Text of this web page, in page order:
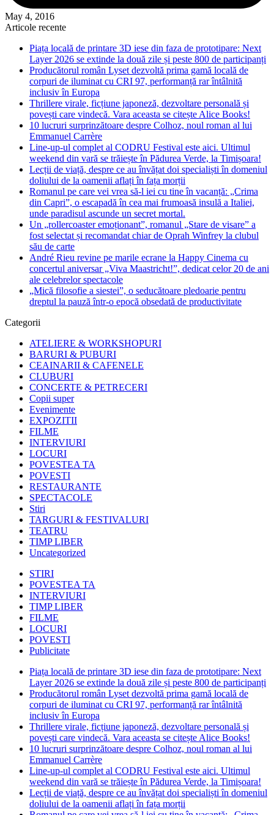
May 4, 2016
Articole recente
Piața locală de printare 3D iese din faza de prototipare: Next
Layer 2026 se extinde la două zile și peste 800 de participanți
Producătorul român Lyset dezvoltă prima gamă locală de
corpuri de iluminat cu CRI 97, performanță rar întâlnită
inclusiv în Europa
Thrillere virale, ficțiune japoneză, dezvoltare personală și
povești care vindecă. Vara aceasta se citește Alice Books!
10 lucruri surprinzătoare despre Colhoz, noul roman al lui
Emmanuel Carrère
Line-up-ul complet al CODRU Festival este aici. Ultimul
weekend din vară se trăiește în Pădurea Verde, la Timișoara!
Lecții de viață, despre ce au învățat doi specialiști în domeniul
doliului de la oamenii aflați în fața morții
Romanul pe care vei vrea să-l iei cu tine în vacanță: „Crima
din Capri”, o escapadă în cea mai frumoasă insulă a Italiei,
unde paradisul ascunde un secret mortal.
Un „rollercoaster emoționant”, romanul „Stare de visare” a
fost selectat și recomandat chiar de Oprah Winfrey la clubul
său de carte
André Rieu revine pe marile ecrane la Happy Cinema cu
concertul aniversar „Viva Maastricht!”, dedicat celor 20 de ani
ale celebrelor spectacole
„Mică filosofie a siestei”, o seducătoare pledoarie pentru
dreptul la pauză într-o epocă obsedată de productivitate
Categorii
ATELIERE & WORKSHOPURI
BARURI & PUBURI
CEAINARII & CAFENELE
CLUBURI
CONCERTE & PETRECERI
Copii super
Evenimente
EXPOZITII
FILME
INTERVIURI
LOCURI
POVESTEA TA
POVESTI
RESTAURANTE
SPECTACOLE
Stiri
TARGURI & FESTIVALURI
TEATRU
TIMP LIBER
Uncategorized
STIRI
POVESTEA TA
INTERVIURI
TIMP LIBER
FILME
LOCURI
POVESTI
Publicitate
Piața locală de printare 3D iese din faza de prototipare: Next
Layer 2026 se extinde la două zile și peste 800 de participanți
Producătorul român Lyset dezvoltă prima gamă locală de
corpuri de iluminat cu CRI 97, performanță rar întâlnită
inclusiv în Europa
Thrillere virale, ficțiune japoneză, dezvoltare personală și
povești care vindecă. Vara aceasta se citește Alice Books!
10 lucruri surprinzătoare despre Colhoz, noul roman al lui
Emmanuel Carrère
Line-up-ul complet al CODRU Festival este aici. Ultimul
weekend din vară se trăiește în Pădurea Verde, la Timișoara!
Lecții de viață, despre ce au învățat doi specialiști în domeniul
doliului de la oamenii aflați în fața morții